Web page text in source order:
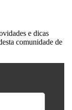
e dicas
comunidade de